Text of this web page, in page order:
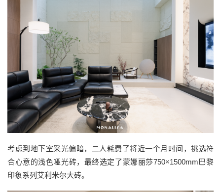
考虑到地下室采光偏暗，二人耗费了将近一个月时间，挑选符
合心意的浅色哑光砖，最终选定了蒙娜丽莎750×1500mm巴黎
印象系列艾利米尔大砖。